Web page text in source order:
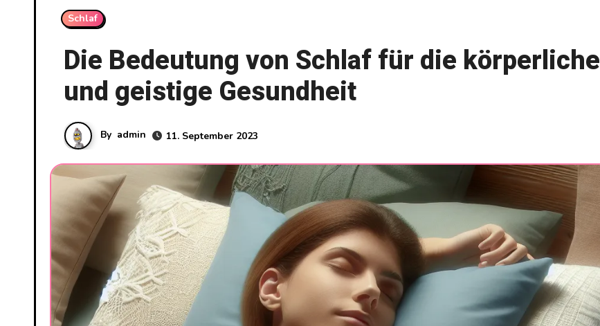
Schlaf
Die Bedeutung von Schlaf für die körperliche
und geistige Gesundheit
By admin 11. September 2023